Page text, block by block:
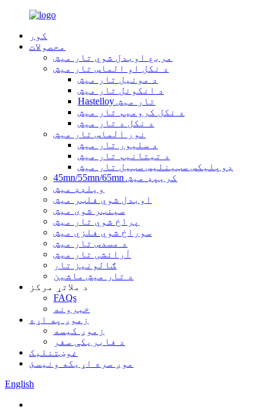
کور
محصولات
مربع اوبدل شوي تار میش
د نکل او الماس تار میش
د مونیل تار میش
د انکونل تار میش
Hastelloy تار میش
د نکل کرومیم تار میش
د نکل د تار میش
نور الماس تار میش
د سلیور تار میش
د تیتانیم تار میش
ډوپلیکس سټینلیس سټیل تار میش
45mn/55mn/65mn کریپډ میش
ویلډډ میش
اوبدل شوي فلټر میش
سینټر شوی میش
پراخ شوي تار میش
سوراخ شوي فلزي میش
د مسدس تار میش
آرائشی تار میش
ګالونیز تار
د تار میش ماشین
د ملاتړ مرکز
FAQs
خبرونه
زموږ په اړه
زموږ کیسه
د فابریکې سفر
غوښتنلیک
موږ سره اړیکه ونیسئ
English